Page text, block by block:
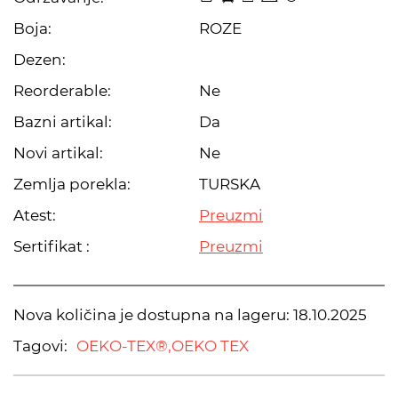
Boja:
ROZE
Dezen:
Reorderable:
Ne
Bazni artikal:
Da
Novi artikal:
Ne
Zemlja porekla:
TURSKA
Atest:
Preuzmi
Sertifikat :
Preuzmi
Nova količina je dostupna na lageru: 18.10.2025
Tagovi: OEKO-TEX®,OEKO TEX